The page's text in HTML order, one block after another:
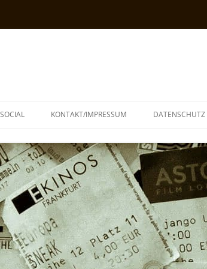
SOCIAL KONTAKT/IMPRESSUM DATENSCHUTZ